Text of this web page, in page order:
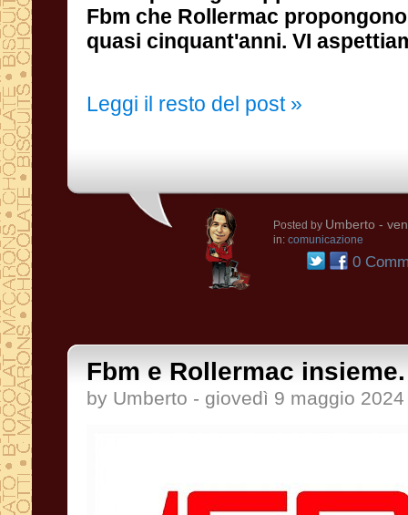
quasi cinquant'anni. VI
Leggi il resto del post »
Posted by Umberto -
in: comunicazione
0
Fbm e Rollermac insieme.
by Umberto - giovedì 9 maggio 2024